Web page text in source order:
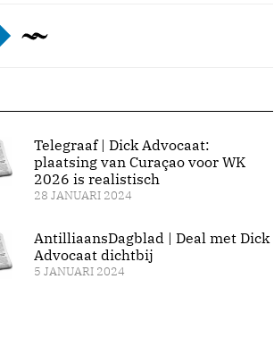
Telegraaf | Dick Advocaat:
plaatsing van Curaçao voor WK
2026 is realistisch
28 JANUARI 2024
AntilliaansDagblad | Deal met Dick
Advocaat dichtbij
5 JANUARI 2024